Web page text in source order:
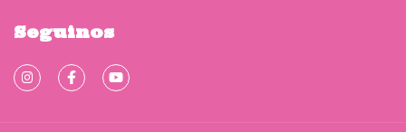
Seguinos